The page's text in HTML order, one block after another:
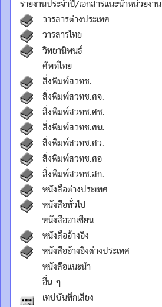
รายงานประจำปี/เอกสารแนะนำหน่วยงาน
วารสารต่างประเทศ
วารสารไทย
วิทยานิพนธ์
ศัพท์ไทย
สิ่งพิมพ์สวทช.
สิ่งพิมพ์สวทช.ศจ.
สิ่งพิมพ์สวทช.ศช.
สิ่งพิมพ์สวทช.ศน.
สิ่งพิมพ์สวทช.ศว.
สิ่งพิมพ์สวทช.ศอ
สิ่งพิมพ์สวทช.สก.
หนังสือต่างประเทศ
หนังสือทั่วไป
หนังสืออาเซียน
หนังสืออ้างอิง
หนังสืออ้างอิงต่างประเทศ
หนังสือแนะนำ
อื่น ๆ
เทปบันทึกเสียง